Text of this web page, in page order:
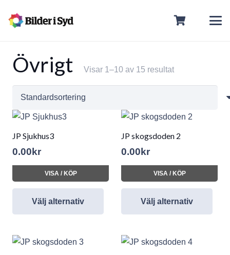
Övrigt Visar 1–10 av 15 resultat
JP Sjukhus3
0.00 kr
VISA / KÖP
Välj alternativ
JP skogsdoden 2
0.00 kr
VISA / KÖP
Välj alternativ